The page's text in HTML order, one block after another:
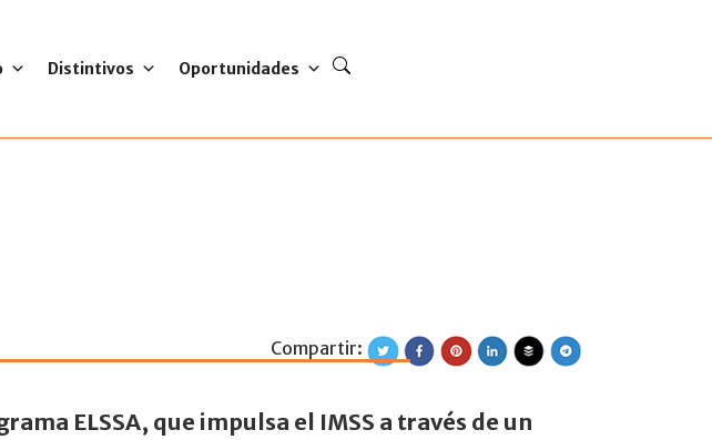
Distintivos Oportunidades
para promover
Compartir:
ELSSA, que impulsa el IMSS a través de un